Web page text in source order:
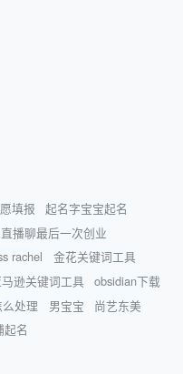
填报
起名字宝宝起名
播聊最后一次创业
rachel
金花关键词工具
逊关键词工具
obsidian下载
处理 男宝宝
尚艺东美
起名